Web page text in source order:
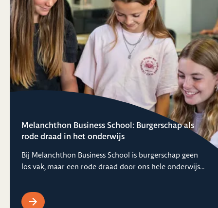
Melanchthon Business School: Burgerschap als
rode draad in het onderwijs
Bij Melanchthon Business School is burgerschap geen
los vak, maar een rode draad door ons hele onderwijs...